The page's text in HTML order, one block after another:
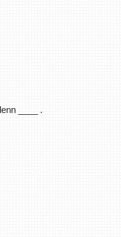
____ .